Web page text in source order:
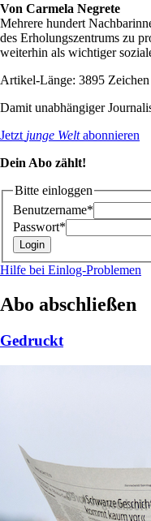
Von Carmela Negrete
Mehrere hundert
des Erholungszentrums zu
weiterhin als wichtiger
Artikel-Länge: 3895 Zeichen
Damit unabhängiger
Jetzt junge Weltabonnieren
Dein Abo zählt!
Bitte einloggen
Benutzername*
Passwort*
Hilfe bei Einlog-Problemen
Abo abschließen
Gedruckt